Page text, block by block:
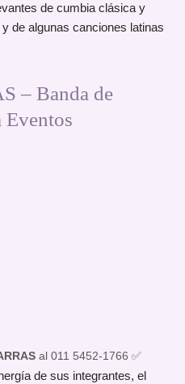
de cumbia clásica y
de algunas canciones latinas
– Banda de
Eventos
al 011 5452-1766 ✅
de sus integrantes, el